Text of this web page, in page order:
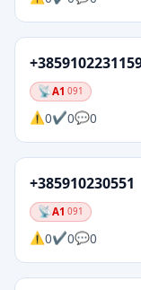
A1 091
0 0 0
+385910230551
A1 091
0 0 0